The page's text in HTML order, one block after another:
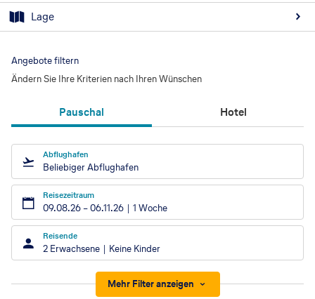
Lage
Angebote filtern
Ändern Sie Ihre Kriterien nach Ihren Wünschen
Pauschal Hotel
Abflughafen
Beliebiger Abflughafen
Reisezeitraum
09.08.26 –06.11.26 1 Woche
Reisende
2 Erwachsene Keine Kinder
Mehr Filter anzeigen